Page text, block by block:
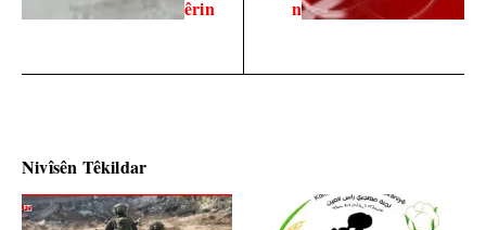
êrin
n
Nivîsên Têkildar